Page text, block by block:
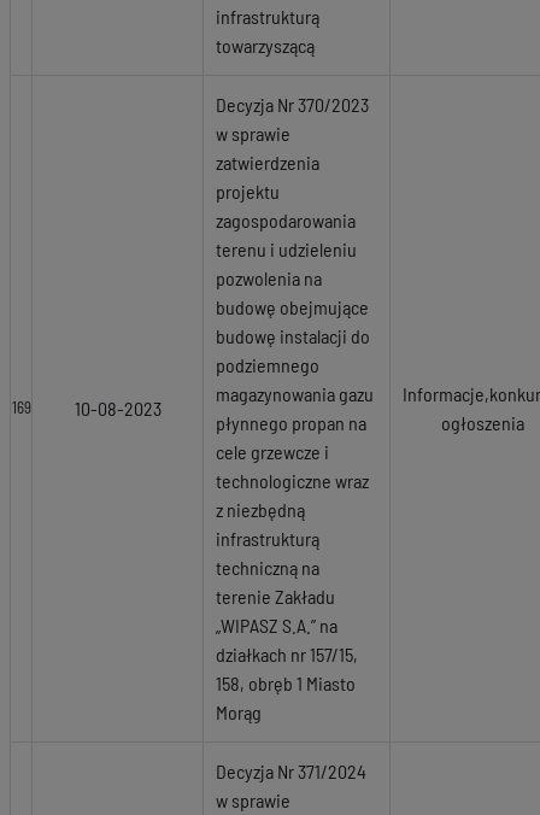
infrastrukturą
towarzyszącą
169 10-08-2023
Decyzja Nr 370/2023
w sprawie
zatwierdzenia
projektu
zagospodarowania
terenu i udzieleniu
pozwolenia na
budowę obejmujące
budowę instalacji do
podziemnego
magazynowania gazu
płynnego propan na
cele grzewcze i
technologiczne wraz
z niezbędną
infrastrukturą
techniczną na
terenie Zakładu
„WIPASZ S.A.” na
działkach nr 157/15,
158, obręb 1 Miasto
Morąg
ogłoszenia
Decyzja Nr 371/2024
w sprawie